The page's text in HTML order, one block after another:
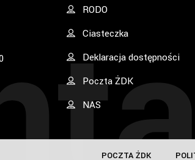
POCZTA ŻDK
RODO
Ciasteczka
Deklaracja dostępności
Poczta ŻDK
NAS